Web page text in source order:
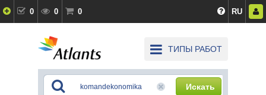
0 0 0 RU
ТИПЫ РАБОТ
Искать